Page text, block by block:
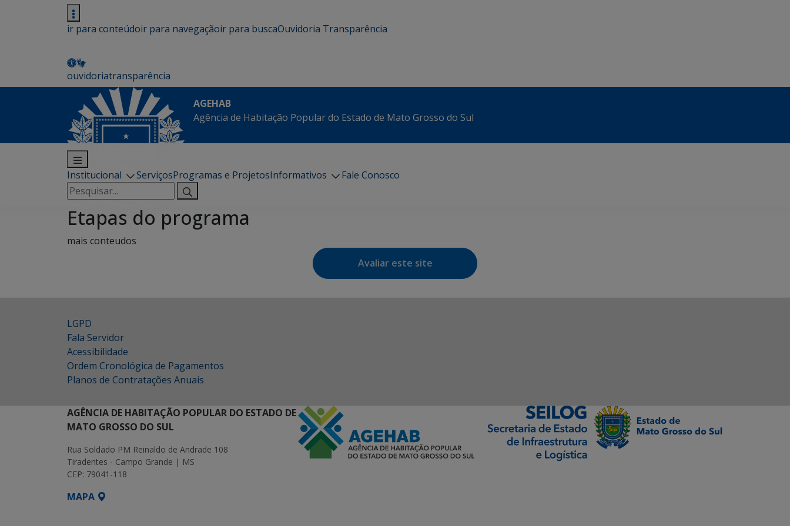
ir para conteúdoir para navegaçãoir para buscaOuvidoria Transparência
ouvidoriatransparência
AGEHAB
Agência de Habitação Popular do Estado de Mato Grosso do Sul
Institucional ServiçosProgramas e ProjetosInformativos
Fale Conosco
Pesquisar
por:
Etapas do programa
mais conteudos
Avaliar este site
LGPD
Fala Servidor
Acessibilidade
Ordem Cronológica de Pagamentos
Planos de Contratações Anuais
AGÊNCIA DE HABITAÇÃO POPULAR DO ESTADO DE
MATO GROSSO DO SUL
Rua Soldado PM Reinaldo de Andrade 108
Tiradentes - Campo Grande | MS
CEP: 79041-118
MAPA